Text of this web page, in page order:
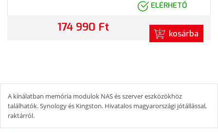
ELÉRHETŐ
174 990 Ft kosárba
A kínálatban memória modulok NAS és szerver eszközökhöz
találhatók. Synology és Kingston. Hivatalos magyarországi jótállással,
raktárról.